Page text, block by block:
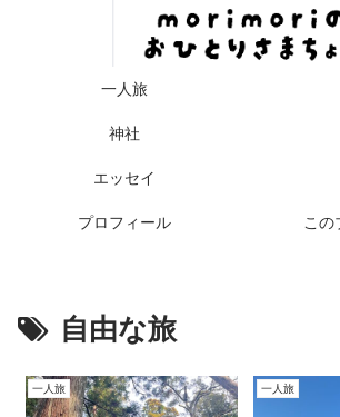
一人旅
神社
エッセイ
プロフィール この
自由な旅
一人旅 一人旅